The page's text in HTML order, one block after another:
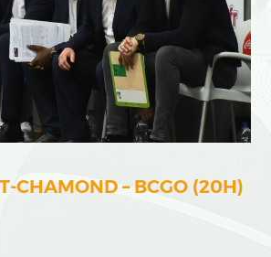
CHAMOND – BCGO (20H)